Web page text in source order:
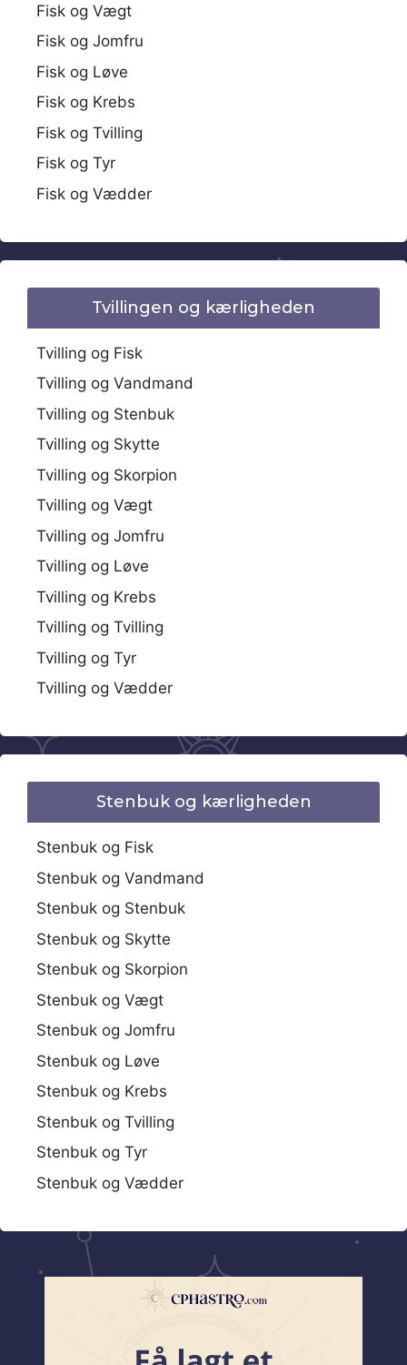
Fisk og Vægt
Fisk og Jomfru
Fisk og Løve
Fisk og Krebs
Fisk og Tvilling
Fisk og Tyr
Fisk og Vædder
Tvillingen og kærligheden
Tvilling og Fisk
Tvilling og Vandmand
Tvilling og Stenbuk
Tvilling og Skytte
Tvilling og Skorpion
Tvilling og Vægt
Tvilling og Jomfru
Tvilling og Løve
Tvilling og Krebs
Tvilling og Tvilling
Tvilling og Tyr
Tvilling og Vædder
Stenbuk og kærligheden
Stenbuk og Fisk
Stenbuk og Vandmand
Stenbuk og Stenbuk
Stenbuk og Skytte
Stenbuk og Skorpion
Stenbuk og Vægt
Stenbuk og Jomfru
Stenbuk og Løve
Stenbuk og Krebs
Stenbuk og Tvilling
Stenbuk og Tyr
Stenbuk og Vædder